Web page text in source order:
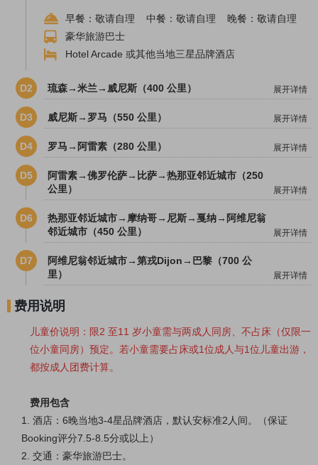
早餐：敬请自理 中餐：敬请自理 晚餐：敬请自理
豪华旅游巴士
Hotel Arcade 或其他当地三星品牌酒店
D2 琉森→米兰→威尼斯（400 公里） 展开详情
D3 威尼斯→罗马（550 公里） 展开详情
D4 罗马→阿雷素（280 公里） 展开详情
D5
阿雷素→佛罗伦萨→比萨→热那亚邻近城市（250
公里）
展开详情
D6
热那亚邻近城市→摩纳哥→尼斯→戛纳→阿维尼翁
邻近城市（450 公里）
展开详情
D7
阿维尼翁邻近城市→第戎Dijon→巴黎（700 公
里）
展开详情
费用说明
儿童价说明：限2 至11 岁小童需与两成人同房、不占床（仅限一
位小童同房）预定。若小童需要占床或1位成人与1位儿童出游，
都按成人团费计算。
费用包含
1. 酒店：6晚当地3-4星品牌酒店， 默认安标准2人间。
（保证
Booking评分7.5-8.5分或以上）
2. 交通：豪华旅游巴士。